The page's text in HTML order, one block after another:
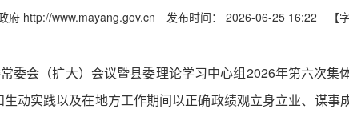
府 http://www.mayang.gov.cn 发布时间： 2026-06-25 16:22 【
委会（扩大）会议暨县委理论学习中心组2026年第六次集
动实践以及在地方工作期间以正确政绩观立身立业、谋事